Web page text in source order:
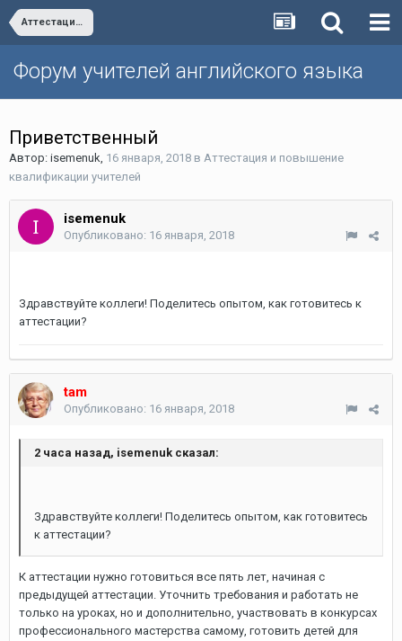
Аттестация и повышение квалификации учителей
Форум учителей английского языка
Приветственный
Автор: isemenuk, 16 января, 2018 в Аттестация и повышение
квалификации учителей
isemenuk
Опубликовано: 16 января, 2018
Здравствуйте коллеги! Поделитесь опытом, как готовитесь к
аттестации?
tam
Опубликовано: 16 января, 2018
2 часа назад, isemenuk сказал:
Здравствуйте коллеги! Поделитесь опытом, как готовитесь
к аттестации?
К аттестации нужно готовиться все пять лет, начиная с
предыдущей аттестации. Уточнить требования и работать не
только на уроках, но и дополнительно, участвовать в конкурсах
профессионального мастерства самому, готовить детей для